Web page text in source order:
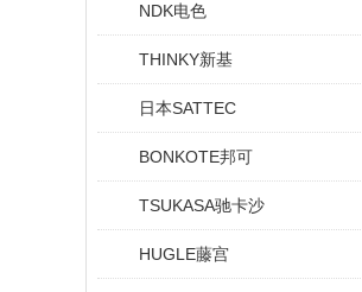
NDK电色
THINKY新基
日本SATTEC
BONKOTE邦可
TSUKASA驰卡沙
HUGLE藤宫